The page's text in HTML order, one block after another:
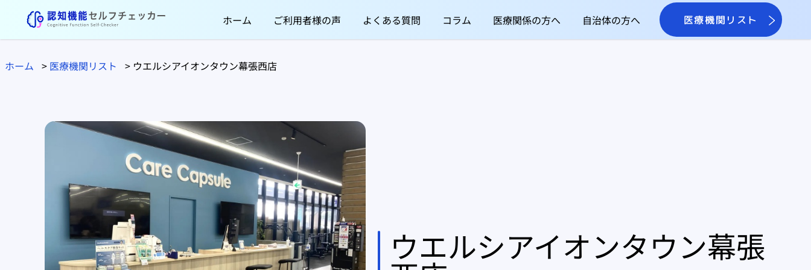
ホーム ご利用者様の声 よくある質問 コラム 医療関係の方へ 自治体の方へ 医療機関リスト
ホーム > 医療機関リスト > ウエルシアイオンタウン幕張西店
ウエルシアイオンタウン幕張